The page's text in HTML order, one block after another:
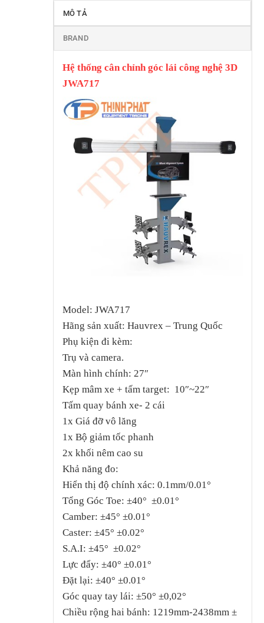
MÔ TẢ
BRAND
Hệ thống cân chỉnh góc lái công nghệ 3D
JWA717
Model: JWA717
Hãng sản xuất: Hauvrex – Trung Quốc
Phụ kiện đi kèm:
Trụ và camera.
Màn hình chính: 27″
Kẹp mâm xe + tấm target: 10″~22″
Tấm quay bánh xe- 2 cái
1x Giá đỡ vô lăng
1x Bộ giảm tốc phanh
2x khối nêm cao su
Khả năng đo:
Hiển thị độ chính xác: 0.1mm/0.01°
Tổng Góc Toe: ±40° ±0.01°
Camber: ±45° ±0.01°
Caster: ±45° ±0.02°
S.A.I: ±45° ±0.02°
Lực đẩy: ±40° ±0.01°
Đặt lại: ±40° ±0.01°
Góc quay tay lái: ±50° ±0,02°
Chiều rộng hai bánh: 1219mm-2438mm ±